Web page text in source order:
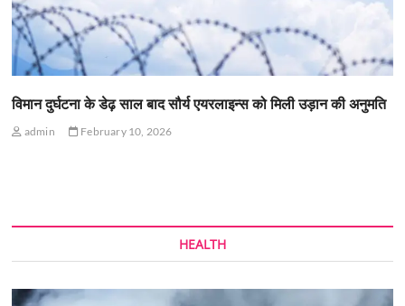
विमान दुर्घटना के डेढ़ साल बाद सौर्य एयरलाइन्स को मिली उड़ान की अनुमति
admin February 10, 2026
HEALTH